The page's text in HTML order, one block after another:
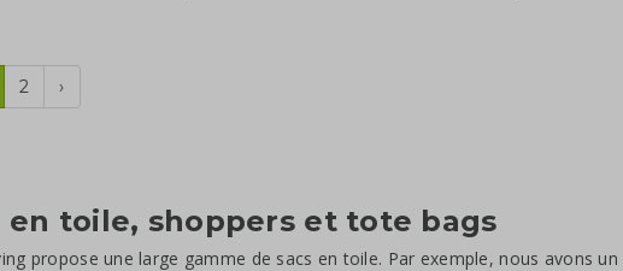
2 ›
en toile, shoppers et tote bags
propose une large gamme de sacs en toile. Par exemple, nous avons un